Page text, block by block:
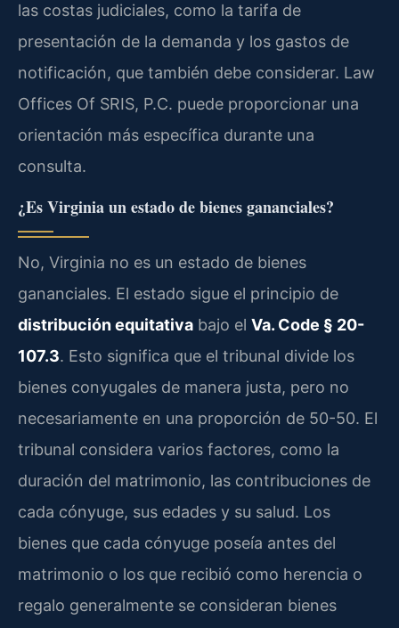
las costas judiciales, como la tarifa de
presentación de la demanda y los gastos de
notificación, que también debe considerar. Law
Offices Of SRIS, P.C. puede proporcionar una
orientación más específica durante una
consulta.
¿Es Virginia un estado de bienes gananciales?
No, Virginia no es un estado de bienes
gananciales. El estado sigue el principio de
distribución equitativa bajo el Va. Code § 20-
107.3. Esto significa que el tribunal divide los
bienes conyugales de manera justa, pero no
necesariamente en una proporción de 50-50. El
tribunal considera varios factores, como la
duración del matrimonio, las contribuciones de
cada cónyuge, sus edades y su salud. Los
bienes que cada cónyuge poseía antes del
matrimonio o los que recibió como herencia o
regalo generalmente se consideran bienes